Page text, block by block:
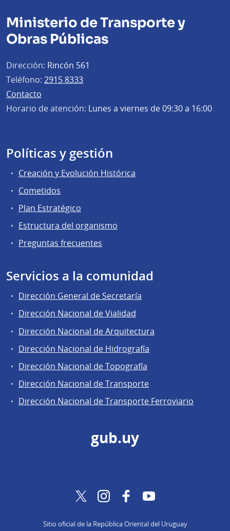
Ministerio de Transporte y
Obras Públicas
Dirección: Rincón 561
Teléfono: 2915 8333
Contacto
Horario de atención: Lunes a viernes de 09:30 a 16:00
Políticas y gestión
Creación y Evolución Histórica
Cometidos
Plan Estratégico
Estructura del organismo
Preguntas frecuentes
Servicios a la comunidad
Dirección General de Secretaría
Dirección Nacional de Vialidad
Dirección Nacional de Arquitectura
Dirección Nacional de Hidrografía
Dirección Nacional de Topografía
Dirección Nacional de Transporte
Dirección Nacional de Transporte Ferroviario
gub.uy
TwitterInstagramFacebookYouTube
Sitio oficial de la República Oriental del Uruguay